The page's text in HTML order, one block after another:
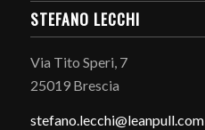
STEFANO LECCHI
Via Tito Speri, 7
25019 Brescia
stefano.lecchi@leanpull.com